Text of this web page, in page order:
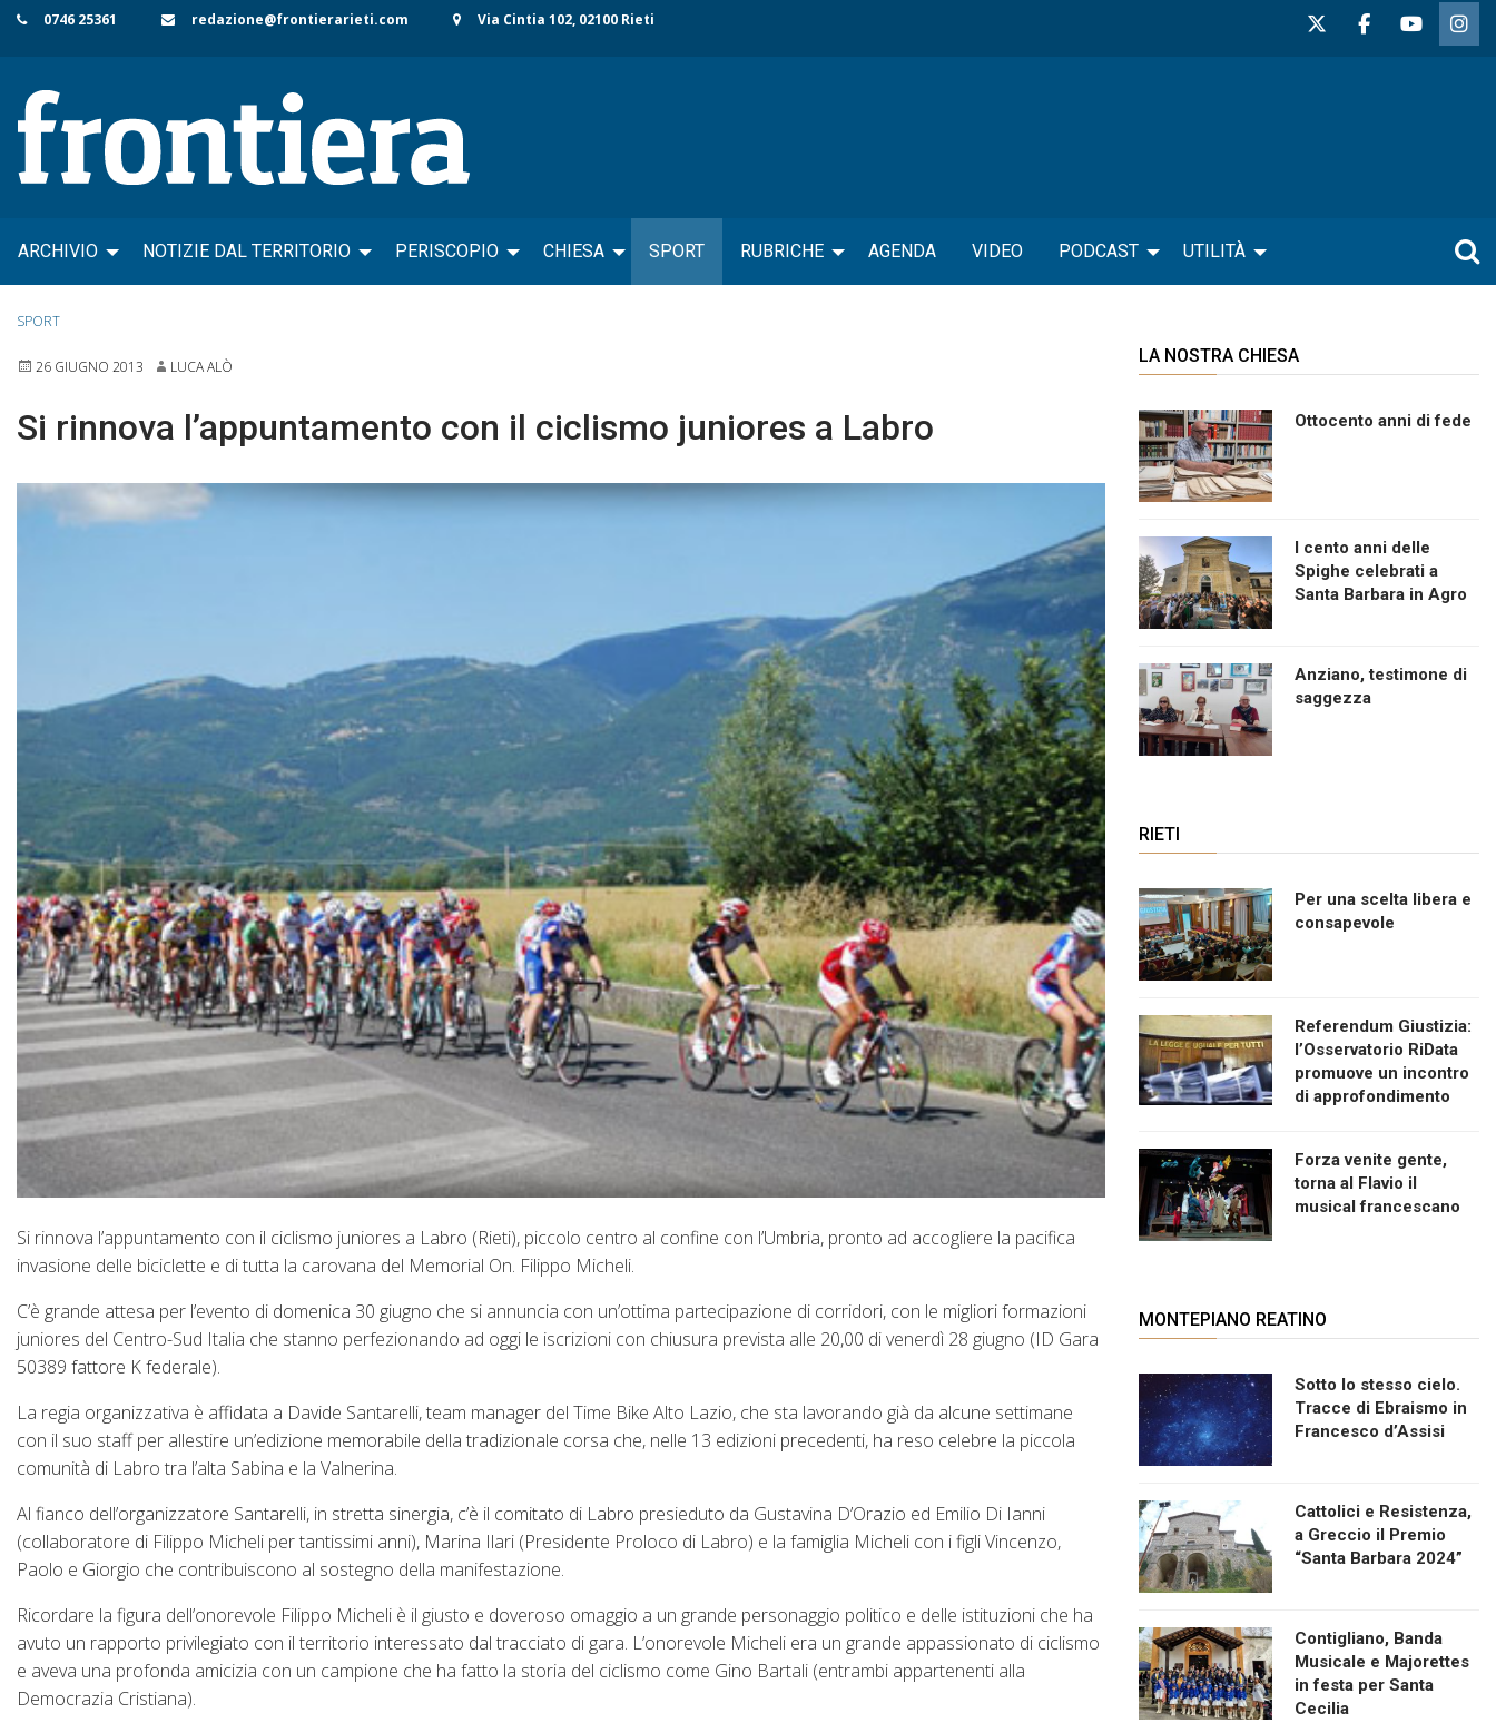
Skip
content
0746 25361 redazione@frontierarieti.com Via Cintia 102, 02100 Rieti
ARCHIVIO NOTIZIE DAL TERRITORIO PERISCOPIO CHIESA SPORT RUBRICHE AGENDA VIDEO PODCAST UTILITÀ
SPORT
26 GIUGNO 2013 LUCA ALÒ
Si rinnova l’appuntamento con il ciclismo juniores a Labro
Si rinnova l’appuntamento con il ciclismo juniores a Labro (Rieti), piccolo centro al confine con l’Umbria, pronto ad accogliere la pacifica
invasione delle biciclette e di tutta la carovana del Memorial On. Filippo Micheli.
C’è grande attesa per l’evento di domenica 30 giugno che si annuncia con un’ottima partecipazione di corridori, con le migliori formazioni
juniores del Centro-Sud Italia che stanno perfezionando ad oggi le iscrizioni con chiusura prevista alle 20,00 di venerdì 28 giugno (ID Gara
50389 fattore K federale).
La regia organizzativa è affidata a Davide Santarelli, team manager del Time Bike Alto Lazio, che sta lavorando già da alcune settimane
con il suo staff per allestire un’edizione memorabile della tradizionale corsa che, nelle 13 edizioni precedenti, ha reso celebre la piccola
comunità di Labro tra l’alta Sabina e la Valnerina.
Al fianco dell’organizzatore Santarelli, in stretta sinergia, c’è il comitato di Labro presieduto da Gustavina D’Orazio ed Emilio Di Ianni
(collaboratore di Filippo Micheli per tantissimi anni), Marina Ilari (Presidente Proloco di Labro) e la famiglia Micheli con i figli Vincenzo,
Paolo e Giorgio che contribuiscono al sostegno della manifestazione.
Ricordare la figura dell’onorevole Filippo Micheli è il giusto e doveroso omaggio a un grande personaggio politico e delle istituzioni che ha
avuto un rapporto privilegiato con il territorio interessato dal tracciato di gara. L’onorevole Micheli era un grande appassionato di ciclismo
e aveva una profonda amicizia con un campione che ha fatto la storia del ciclismo come Gino Bartali (entrambi appartenenti alla
Democrazia Cristiana).
LA NOSTRA CHIESA
Ottocento anni di fede
I cento anni delle
Spighe celebrati a
Santa Barbara in Agro
Anziano, testimone di
saggezza
RIETI
Per una scelta libera e
consapevole
Referendum Giustizia:
l’Osservatorio RiData
promuove un incontro
di approfondimento
Forza venite gente,
torna al Flavio il
musical francescano
MONTEPIANO REATINO
Sotto lo stesso cielo.
Tracce di Ebraismo in
Francesco d’Assisi
Cattolici e Resistenza,
a Greccio il Premio
“Santa Barbara 2024”
Contigliano, Banda
Musicale e Majorettes
in festa per Santa
Cecilia